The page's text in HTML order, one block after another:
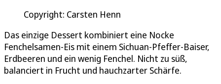
Copyright: Carsten Henn
Das einzige Dessert kombiniert eine Nocke
Fenchelsamen-Eis mit einem Sichuan-Pfeffer-Baiser,
Erdbeeren und ein wenig Fenchel. Nicht zu süß,
balanciert in Frucht und hauchzarter Schärfe.